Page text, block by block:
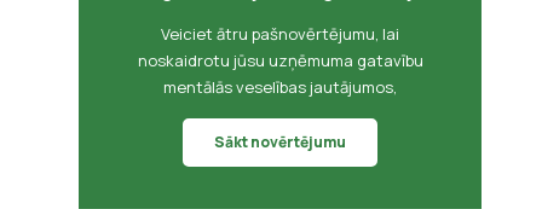
Veiciet ātru pašnovērtējumu, lai
noskaidrotu jūsu uzņēmuma gatavību
mentālās veselības jautājumos,
Sākt novērtējumu